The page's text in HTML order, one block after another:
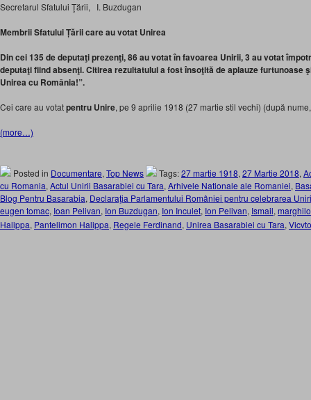
Secretarul Sfatului Ţării, I. Buzdugan
Membrii Sfatului Țării care au votat Unirea
Din cei 135 de deputaţi prezenţi, 86 au votat în favoarea Unirii, 3 au votat
deputaţi fiind absenţi. Citirea rezultatului a fost însoţită de aplauze furtunoase
Unirea cu România!”.
Cei care au votatpentru Unire, pe 9 aprilie 1918 (27 martie stil vechi) (după
(more…)
Posted in Documentare, Top News Tags:27 martie 1918, 27 Martie 2018,
cu Romania, Actul Unirii Basarabiei cu Tara, Arhivele Nationale ale Romaniei,
Blog Pentru Basarabia, Declaraţia Parlamentului României pentru celebrarea
eugen tomac, Ioan Pelivan, Ion Buzdugan, Ion Inculet, Ion Pelivan, Ismail,
Halippa, Pantelimon Halippa, Regele Ferdinand, Unirea Basarabiei cu Tara,